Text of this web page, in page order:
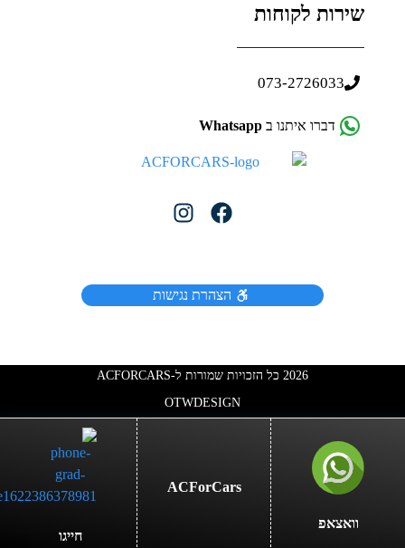
שירות לקוחות
073-2726033
דברו איתנו ב Whatsapp
הצהרת נגישות
OTWDESIGN
2026 כל הזכויות שמורות ל-ACFORCARS
וואצאפ
ACForCars
חייגו